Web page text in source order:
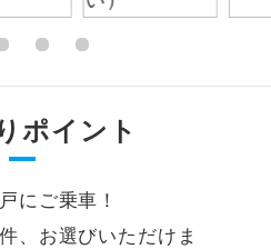
ポイント
にご乗車！
、お選びいただけま
お食事が付いていますので、お食
にてゆっくりとお召し上がりいた
す。
音を気にせず、ガイドさんの説明
くり聞くことができます。